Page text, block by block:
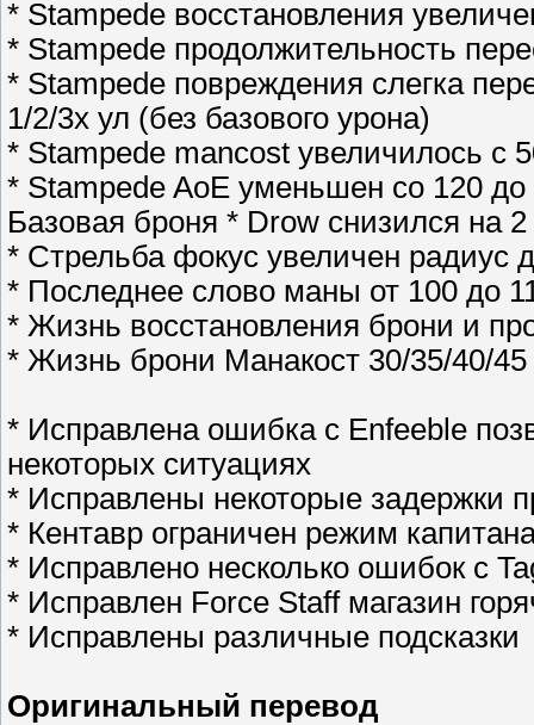
* Stampede восстановления
* Stampede продолжительность
* Stampede повреждения слегка
1/2/3x ул (без базового урона)
* Stampede mancost увеличилось с
* Stampede AoE уменьшен со 120 до
Базовая броня * Drow снизился на 2
* Стрельба фокус увеличен радиус
* Последнее слово маны от 100 до
* Жизнь восстановления брони и
* Жизнь брони Манакост 30/35/40/45
* Исправлена ​​ошибка с Enfeeble
некоторых ситуациях
* Исправлены некоторые задержки
* Кентавр ограничен режим
* Исправлено несколько ошибок с
* Исправлен Force Staff магазин
* Исправлены различные подсказки
Оригинальный перевод